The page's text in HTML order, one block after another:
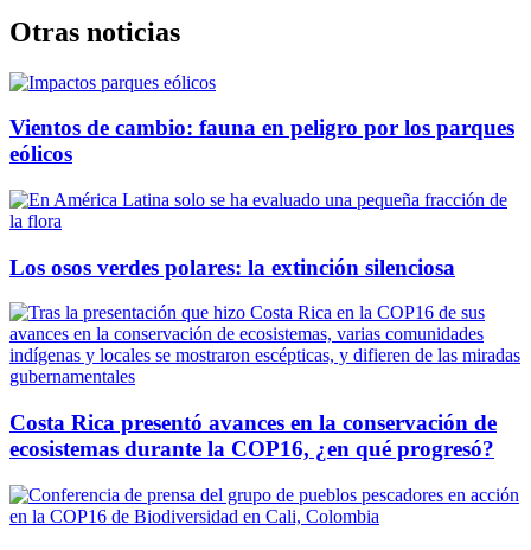
Otras noticias
Vientos de cambio: fauna en peligro por los parques
eólicos
Los osos verdes polares: la extinción silenciosa
Costa Rica presentó avances en la conservación de
ecosistemas durante la COP16, ¿en qué progresó?